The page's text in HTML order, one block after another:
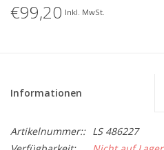
€99,20 Inkl. MwSt.
Informationen
Artikelnummer:: LS 486227